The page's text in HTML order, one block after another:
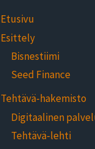
Etusivu
Esittely
Bisnestiimi
Seed Finance
Tehtävä-hakemisto
Digitaalinen
Tehtävä-lehti